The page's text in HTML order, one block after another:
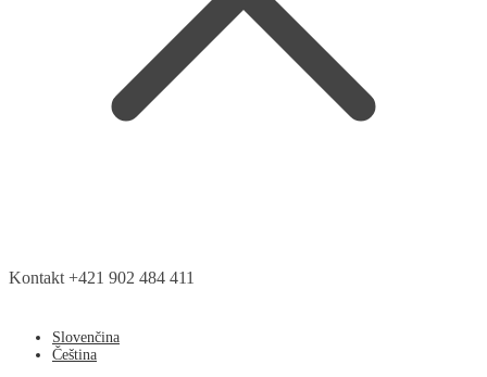
Kontakt +421 902 484 411
Slovenčina
Čeština